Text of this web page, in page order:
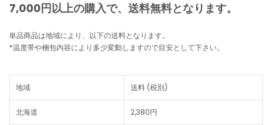
7,000円以上の購入で、 送料無料となります。
単品商品は地域により、以下の送料となります。
*温度帯や梱包内容により多少変動しますので目安として下さい。
地域 送料 (税別)
北海道 2,380円